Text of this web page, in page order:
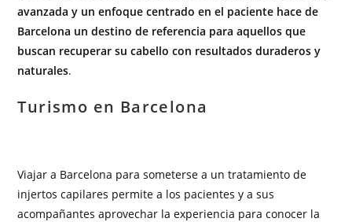
avanzada y un enfoque centrado en el paciente hace de
Barcelona un destino de referencia para aquellos que
buscan recuperar su cabello con resultados duraderos y
naturales.
Turismo en Barcelona
Viajar a Barcelona para someterse a un tratamiento de
injertos capilares permite a los pacientes y a sus
acompañantes aprovechar la experiencia para conocer la